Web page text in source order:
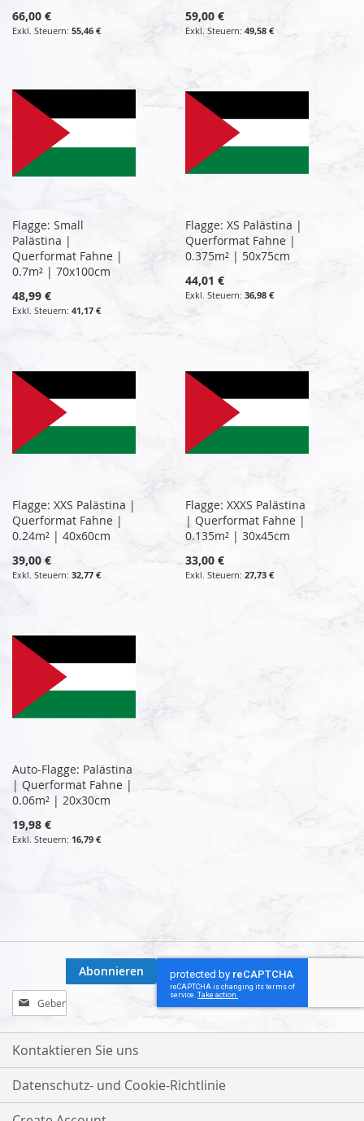
66,00 €
55,46 €
59,00 €
49,58 €
Flagge: Small
Palästina |
Querformat Fahne |
0.7m² | 70x100cm
48,99 €
41,17 €
Flagge: XS Palästina |
Querformat Fahne |
0.375m² | 50x75cm
44,01 €
36,98 €
Flagge: XXS Palästina |
Querformat Fahne |
0.24m² | 40x60cm
39,00 €
32,77 €
Flagge: XXXS Palästina
| Querformat Fahne |
0.135m² | 30x45cm
33,00 €
27,73 €
Auto-Flagge: Palästina
| Querformat Fahne |
0.06m² | 20x30cm
19,98 €
16,79 €
Melden
Sie
sich
für
Newsletter
an:
Abonnieren
Kontaktieren Sie uns
Datenschutz- und Cookie-Richtlinie